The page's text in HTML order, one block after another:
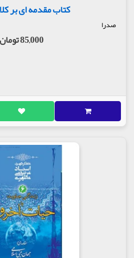
کتاب مقدمه ای بر
صدرا
85,000 تومان